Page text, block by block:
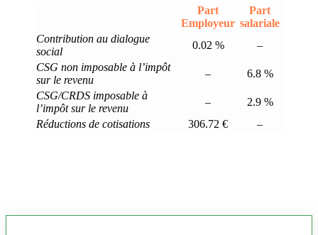
Part
Employeur
Part
salariale
Contribution au dialogue
social
0.02 %
–
CSG non imposable à l’impôt
sur le revenu
–
6.8 %
CSG/CRDS imposable à
l’impôt sur le revenu
–
2.9 %
Réductions de cotisations
306.72 € –